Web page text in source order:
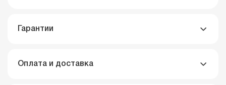
Гарантии
Оплата и доставка